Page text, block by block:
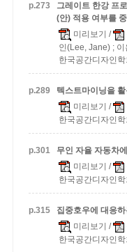
p.273
그레이트 한강 프
(안) 적용 여부를
미리보기 /
인(Lee, Jane) ;
한국공간디자인
p.289
텍스트마이닝을
미리보기 /
한국공간디자인
p.301
무인 자율 자동차
미리보기 /
한국공간디자인
p.315
집중호우에 대응
미리보기 /
한국공간디자인